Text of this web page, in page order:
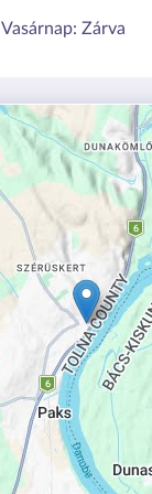
Vasárnap: Zárva